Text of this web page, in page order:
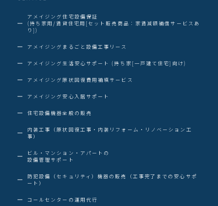
アメイジング住宅設備保証
(持ち家用/賃貸住宅用[セット販売商品：家賃減額補償サービスあ
り])
アメイジングまるごと設備工事リース
アメイジング生活安心サポート (持ち家[一戸建て住宅]向け)
アメイジング原状回復費用補填サービス
アメイジング安心入居サポート
住宅設備機器全般の販売
内装工事（原状回復工事・内装リフォーム・リノベーション工
事）
ビル・マンション・アパートの
設備管理サポート
防犯設備（セキュリティ）機器の販売（工事完了までの安心サポ
ート）
コールセンターの運用代行